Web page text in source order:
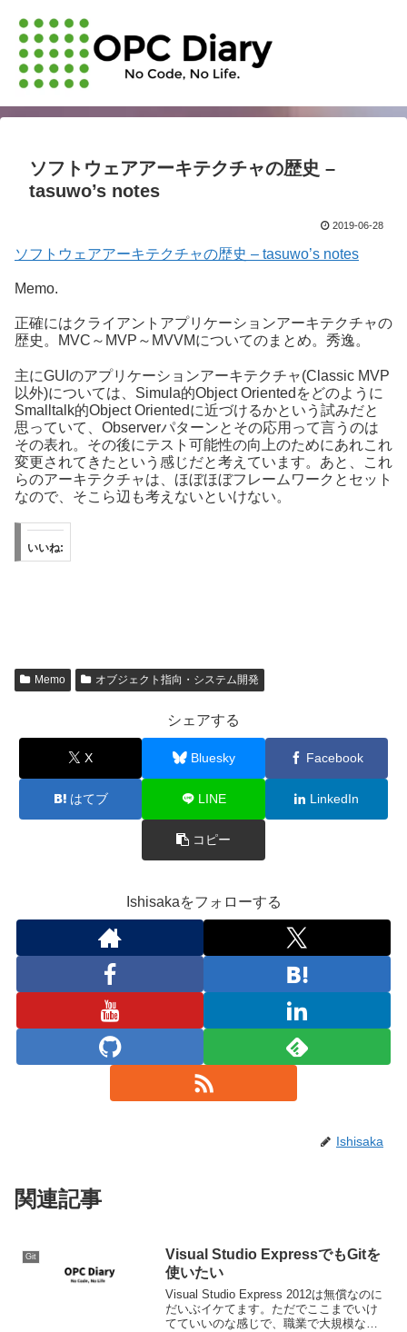
ソフトウェアアーキテクチャの歴史 –
tasuwo’s notes
2019-06-28
ソフトウェアアーキテクチャの歴史 – tasuwo’s notes
Memo.
正確にはクライアントアプリケーションアーキテクチャの
歴史。MVC～MVP～MVVMについてのまとめ。秀逸。
主にGUIのアプリケーションアーキテクチャ(Classic MVP
以外)については、Simula的Object Orientedをどのように
Smalltalk的Object Orientedに近づけるかという試みだと
思っていて、Observerパターンとその応用って言うのは
その表れ。その後にテスト可能性の向上のためにあれこれ
変更されてきたという感じだと考えています。あと、これ
らのアーキテクチャは、ほぼほぼフレームワークとセット
なので、そこら辺も考えないといけない。
いいね:
Memo オブジェクト指向・システム開発
シェアする
X Bluesky Facebook
はてブ LINE LinkedIn
コピー
Ishisakaをフォローする
Ishisaka
関連記事
Git
Visual Studio ExpressでもGitを
使いたい
Visual Studio Express 2012は無償なのに
だいぶイケてます。ただでここまでいけ
てていいのな感じで、職業で大規模な開